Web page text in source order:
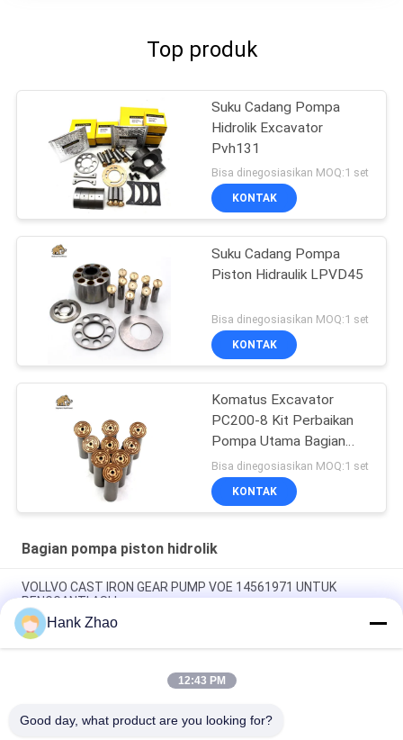
Top produk
Suku Cadang Pompa
Hidrolik Excavator
Pvh131
Bisa dinegosiasikan MOQ:1 set
KONTAK
Suku Cadang Pompa
Piston Hidraulik LPVD45
Bisa dinegosiasikan MOQ:1 set
KONTAK
Komatus Excavator
PC200-8 Kit Perbaikan
Pompa Utama Bagian
Pompa Hidraulik Pompa
Piston Layanan
Perbaikan Pemeliharaan
Bisa dinegosiasikan MOQ:1 set
KONTAK
Bagian pompa piston hidrolik
VOLLVO CAST IRON GEAR PUMP VOE 14561971 UNTUK
PENGGANTI ASLI
VOLLVO CAST IRON GEAR PUMP VOE 14537295 UNTUK
PENGGANTI ASLI
VOLLVO CAST IRON GEAR PUMP VOE 14782798 UNTUK
Hank Zhao
12:43 PM
Good day, what product are you looking for?